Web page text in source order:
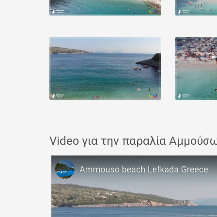
Video για την παραλία